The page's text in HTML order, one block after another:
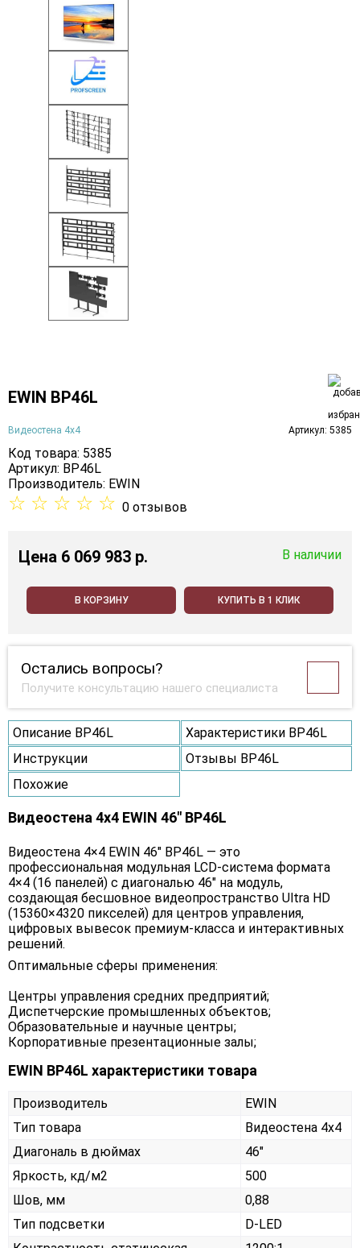
EWIN BP46L
Видеостена 4х4 Артикул: 5385
Код товара: 5385
Артикул: BP46L
Производитель: EWIN
☆ ☆ ☆ ☆ ☆ 0 отзывов
Цена 6 069 983 p. В наличии
В КОРЗИНУ КУПИТЬ В 1 КЛИК
Остались вопросы?
Получите консультацию нашего специалиста
Описание BP46L
Характеристики BP46L
Инструкции
Отзывы BP46L
Похожие
Видеостена 4x4 EWIN 46" BP46L
Видеостена 4×4 EWIN 46" BP46L — это
профессиональная модульная LCD-система формата
4×4 (16 панелей) с диагональю 46" на модуль,
создающая бесшовное видеопространство Ultra HD
(15360×4320 пикселей) для центров управления,
цифровых вывесок премиум-класса и интерактивных
решений.
Оптимальные сферы применения:
Центры управления средних предприятий;
Диспетчерские промышленных объектов;
Образовательные и научные центры;
Корпоративные презентационные залы;
EWIN BP46L характеристики товара
Производитель
EWIN
Тип товара
Видеостена 4х4
Диагональ в дюймах
46"
Яркость, кд/м2
500
Шов, мм
0,88
Тип подсветки
D-LED